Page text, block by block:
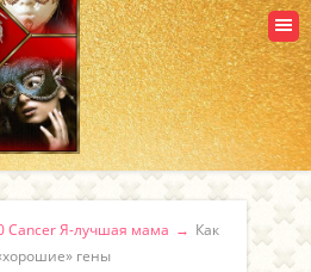
Cancer Я-лучшая мама → Как
гены